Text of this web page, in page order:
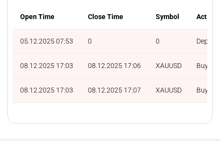
Open Time Close Time Symbol Action
05.12.2025 07:53 0 0 Deposit
08.12.2025 17:03 08.12.2025 17:06 XAUUSD Buy
08.12.2025 17:03 08.12.2025 17:07 XAUUSD Buy